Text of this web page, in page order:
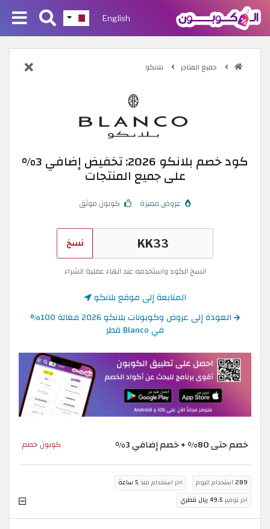
English
جميع المتاجر بلانكو
كود خصم بلانكو 2026: تخفيض إضافي 3%
على جميع المنتجات
عروض مميزة كوبون موثق
نسخ
انسخ الكود واستخدمه عند انهاء عملية الشراء
المتابعة إلى موقع بلانكو
العودة إلى عروض وكوبونات بلانكو 2026 فعالة 100%
في Blanco قطر
خصم حتى 80% + خصم إضافي 3% كوبون خصم
289 استخدام اليوم اخر استخدام منذ 5 ساعة
اخر توفير 49.5 ريال قطري